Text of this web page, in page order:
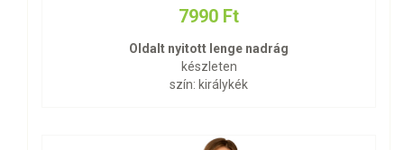
7990 Ft
Oldalt nyitott lenge nadrág
készleten
szín: királykék